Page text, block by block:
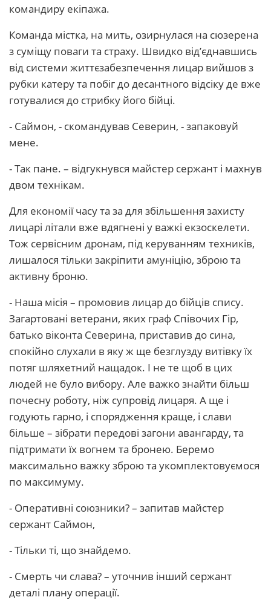
командиру екіпажа.
Команда містка, на мить, озирнулася на сюзерена
з суміщу поваги та страху. Швидко від’єднавшись
від системи життєзабезпечення лицар вийшов з
рубки катеру та побіг до десантного відсіку де вже
готувалися до стрибку його бійці.
- Саймон, - скомандував Северин, - запаковуй
мене.
- Так пане. – відгукнувся майстер сержант і махнув
двом технікам.
Для економії часу та за для збільшення захисту
лицарі літали вже вдягнені у важкі екзоскелети.
Тож сервісним дронам, під керуванням техників,
лишалося тільки закріпити амуніцію, зброю та
активну броню.
- Наша місія – промовив лицар до бійців спису.
Загартовані ветерани, яких граф Співочих Гір,
батько віконта Северина, приставив до сина,
спокійно слухали в яку ж ще безглузду витівку їх
потяг шляхетний нащадок. І не те щоб в цих
людей не було вибору. Але важко знайти більш
почесну роботу, ніж супровід лицаря. А ще і
годують гарно, і спорядження краще, і слави
більше – зібрати передові загони авангарду, та
підтримати їх вогнем та бронею. Беремо
максимально важку зброю та укомплектовуємося
по максимуму.
- Оперативні союзники? – запитав майстер
сержант Саймон,
- Тільки ті, що знайдемо.
- Смерть чи слава? – уточнив інший сержант
деталі плану операції.